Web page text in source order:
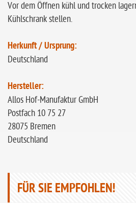
Vor dem Öffnen kühl und trocken
Kühlschrank stellen.
Herkunft / Ursprung:
Deutschland
Hersteller:
Allos Hof-Manufaktur GmbH
Postfach 10 75 27
28075 Bremen
Deutschland
FÜR SIE EMPFOHLEN!